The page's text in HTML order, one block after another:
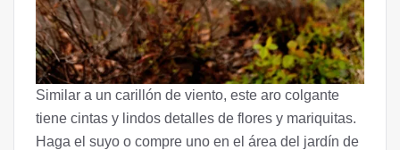
Similar a un carillón de viento, este aro colgante
tiene cintas y lindos detalles de flores y mariquitas.
Haga el suyo o compre uno en el área del jardín de